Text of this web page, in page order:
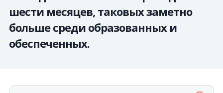
шести месяцев, таковых заметно
больше среди образованных и
обеспеченных.